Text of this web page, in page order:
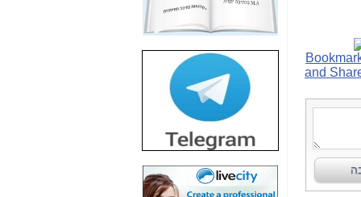
חשיפת חשד לשחיתות
הדומה לזו של "תיק
הסלולר -
חשיפת מה שלא
רוצים שתדעו בעניין
פריסת אנלימיטד
(בניחוח בלתי נסבל) -
כאן
חשיפה: איוב קרא
אישר לקבוצת סלקום